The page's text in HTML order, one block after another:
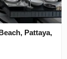
Pattaya,